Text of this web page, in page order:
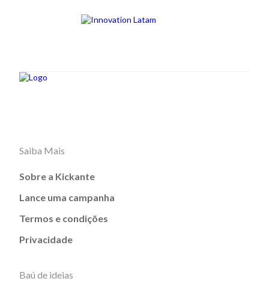
Saiba Mais
Sobre a Kickante
Lance uma campanha
Termos e condições
Privacidade
Baú de ideias